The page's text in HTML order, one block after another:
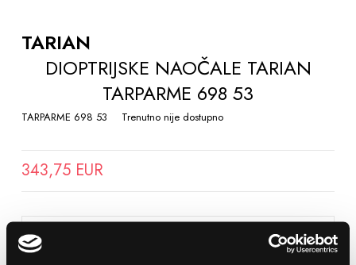
THE
BEGINNING
GALLERY
TARIAN
DIOPTRIJSKE NAOČALE TARIAN
TARPARME 698 53
TARPARME 698 53 Trenutno nije dostupno
343,75 EUR
SPREMITE NA LISTU ŽELJA